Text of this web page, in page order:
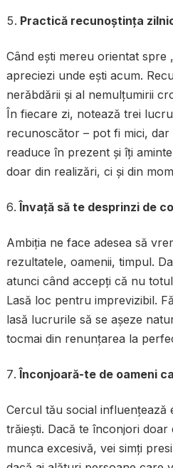
Practică recunoștința
Când ești mereu orientat spre
apreciezi unde ești acum.
nerăbdării și al nemulțumirii
În fiecare zi, notează trei
recunoscător – pot fi mici,
readuce în prezent și îți
doar din realizări, ci și din
Învață să te desprinzi de
Ambiția ne face adesea să
rezultatele, oamenii, timpul.
atunci când accepți că nu
Lasă loc pentru imprevizibil.
lasă lucrurile să se așeze
tocmai din renunțarea la
Înconjoară-te de oameni
Cercul tău social influențează
trăiești. Dacă te înconjori
munca excesivă, vei simți